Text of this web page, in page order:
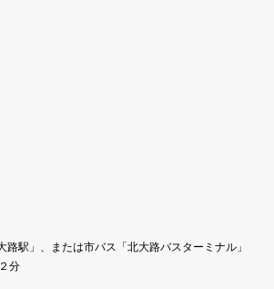
路駅」、または市バス「北大路バスターミナル」
分